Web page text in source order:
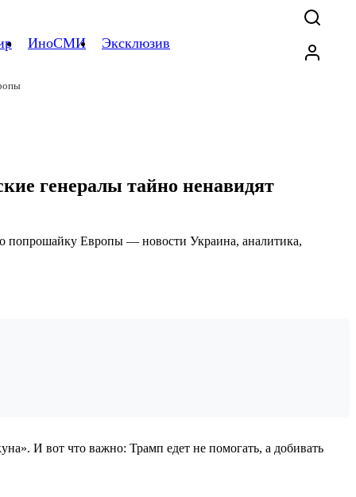
ИноСМИ Эксклюзив
генералы тайно ненавидят
И вот что важно: Трамп едет не помогать, а добивать